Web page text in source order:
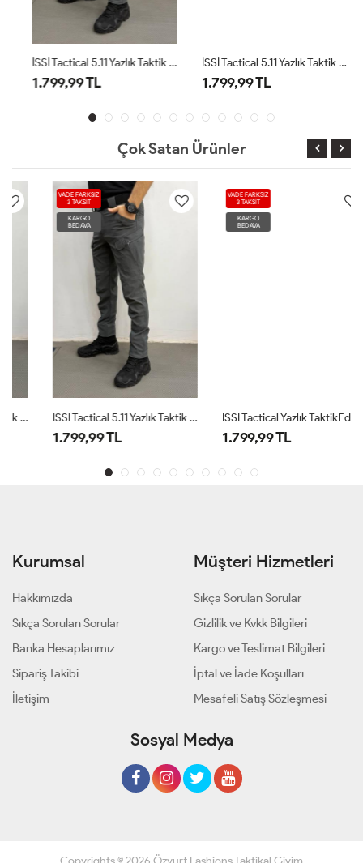
İSSİ Tactical 5.11 Yazlık Taktik Pantolon Antrasit
1.799,99 TL
İSSİ Tactical 5.11 Yazlık Taktik Pantolon Haki
1.799,99 TL
Çok Satan Ürünler
VADE FARKSIZ
İSSİ Tactical 5.11 Yazlık Taktik Pantolon Antrasit
1.799,99 TL
VADE FARKSIZ
İSSİ Tactical Yazlık TaktikEdge 502 Pantolon Siyah
1.799,99 TL
Kurumsal
Hakkımızda
Sıkça Sorulan Sorular
Banka Hesaplarımız
Sipariş Takibi
İletişim
Müşteri Hizmetleri
Sıkça Sorulan Sorular
Gizlilik ve Kvkk Bilgileri
Kargo ve Teslimat Bilgileri
İptal ve İade Koşulları
Mesafeli Satış Sözleşmesi
Sosyal Medya